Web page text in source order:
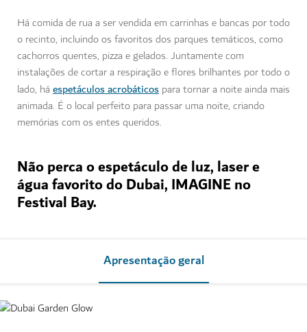
Há comida de rua a ser vendida em carrinhas e bancas por todo
o recinto, incluindo os favoritos dos parques temáticos, como
cachorros quentes, pizza e gelados. Juntamente com
instalações de cortar a respiração e flores brilhantes por todo o
lado, há espetáculos acrobáticos para tornar a noite ainda mais
animada. É o local perfeito para passar uma noite, criando
memórias com os entes queridos.
Não perca o espetáculo de luz, laser e
água favorito do Dubai, IMAGINE no
Festival Bay.
Apresentação geral